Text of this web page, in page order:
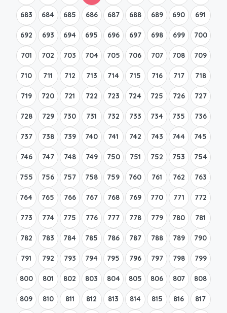
683 684 685 686 687 688 689 690 691
692 693 694 695 696 697 698 699 700
701 702 703 704 705 706 707 708 709
710 711 712 713 714 715 716 717 718
719 720 721 722 723 724 725 726 727
728 729 730 731 732 733 734 735 736
737 738 739 740 741 742 743 744 745
746 747 748 749 750 751 752 753 754
755 756 757 758 759 760 761 762 763
764 765 766 767 768 769 770 771 772
773 774 775 776 777 778 779 780 781
782 783 784 785 786 787 788 789 790
791 792 793 794 795 796 797 798 799
800 801 802 803 804 805 806 807 808
809 810 811 812 813 814 815 816 817